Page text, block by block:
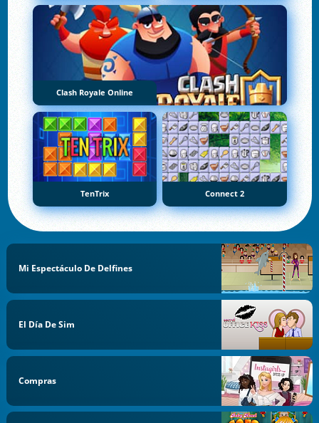
Clash Royale Online
TenTrix Connect 2
Mi Espectáculo De Delfines
El Día De Sim
Compras